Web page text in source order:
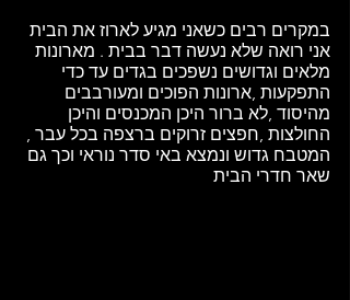
במקרים רבים כשאני מגיע לארוז את הבית
אני רואה שלא נעשה דבר בבית . מארונות
מלאים וגדושים נשפכים בגדים עד כדי
התפקעות ,ארונות הפוכים ומעורבבים
מהיסוד ,לא ברור היכן המכנסים והיכן
החולצות ,חפצים זרוקים ברצפה בכל עבר ,
המטבח גדוש ונמצא באי סדר נוראי וכך גם
שאר חדרי הבית